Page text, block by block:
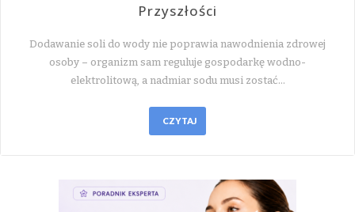
Przyszłości
Dodawanie soli do wody nie poprawia nawodnienia zdrowej
osoby – organizm sam reguluje gospodarkę wodno-
elektrolitową, a nadmiar sodu musi zostać…
CZYTAJ